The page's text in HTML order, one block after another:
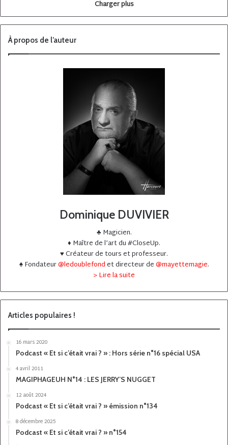
Charger plus
À propos de l’auteur
Dominique DUVIVIER
♣️ Magicien.
♦️ Maître de l’art du #CloseUp.
♥️ Créateur de tours et professeur.
♠️ Fondateur@ledoublefondet directeur de@mayettemagie.
> Lire la suite
Articles populaires !
16 mars 2020
Podcast « Et si c’était vrai ? » : Hors série n°16 spécial USA
4 avril 2011
MAGIPHAGEUH N°14 : LES JERRY’S NUGGET
12 août 2024
Podcast « Et si c’était vrai ? » émission n°134
8 décembre 2025
Podcast « Et si c’était vrai ? » n°154